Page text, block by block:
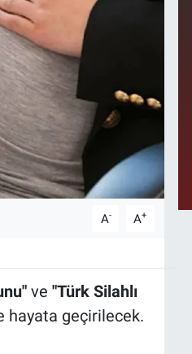
A- A+
ve "Türk Silahlı
hayata geçirilecek.